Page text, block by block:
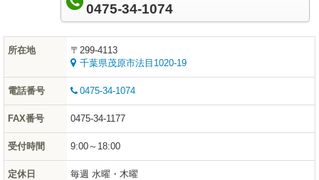
0475-34-1074
所在地
〒299-4113
千葉県茂原市法目1020-19
電話番号 0475-34-1074
FAX番号 0475-34-1177
受付時間 9:00～18:00
定休日 毎週 水曜・木曜